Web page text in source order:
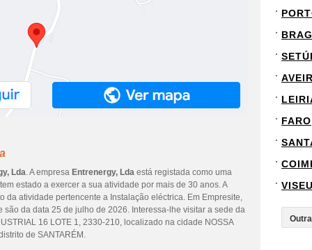
Lda. A empresa Entrenergy, Lda está registada como uma
estado a exercer a sua atividade por mais de 30 anos. A
da atividade pertencente a Instalação eléctrica. Em Empresite,
da data 25 de julho de 2026. Interessa-lhe visitar a sede da
16 LOTE 1, 2330-210, localizado na cidade NOSSA
de SANTARÉM.
FARO